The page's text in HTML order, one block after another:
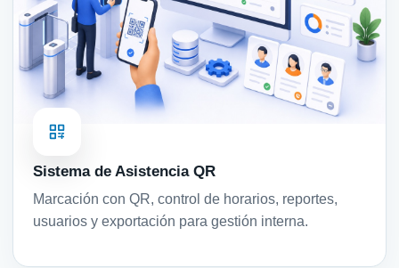
Sistema de Asistencia QR
Marcación con QR, control de horarios, reportes,
usuarios y exportación para gestión interna.